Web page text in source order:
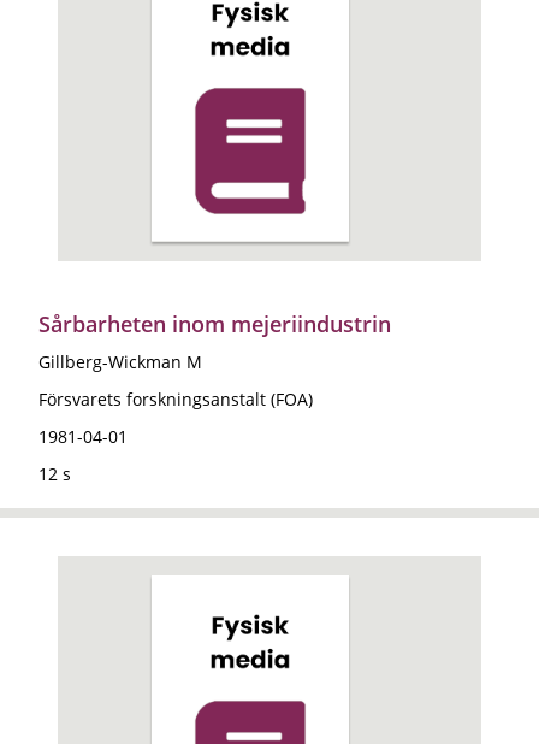
Sårbarheten inom mejeriindustrin
Gillberg-Wickman M
Försvarets forskningsanstalt (FOA)
1981-04-01
12 s